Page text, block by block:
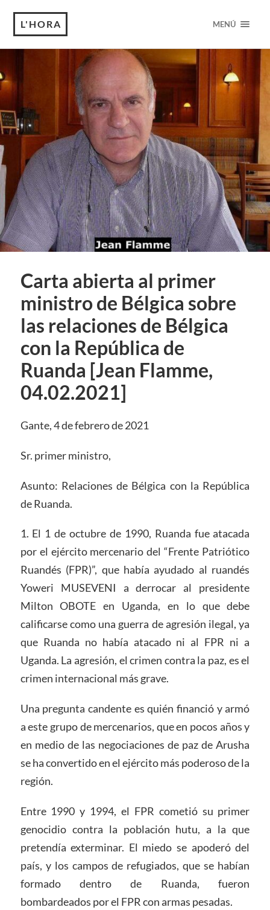
L'HORA MENÚ
Carta abierta al primer
ministro de Bélgica sobre
las relaciones de Bélgica
con la República de
Ruanda [Jean Flamme,
04.02.2021]
Gante, 4 de febrero de 2021
Sr. primer ministro,
Asunto: Relaciones de Bélgica con la República
de Ruanda.
1. El 1 de octubre de 1990, Ruanda fue atacada
por el ejército mercenario del “Frente Patriótico
Ruandés (FPR)”, que había ayudado al ruandés
Yoweri MUSEVENI a derrocar al presidente
Milton OBOTE en Uganda, en lo que debe
calificarse como una guerra de agresión ilegal, ya
que Ruanda no había atacado ni al FPR ni a
Uganda. La agresión, el crimen contra la paz, es el
crimen internacional más grave.
Una pregunta candente es quién financió y armó
a este grupo de mercenarios, que en pocos años y
en medio de las negociaciones de paz de Arusha
se ha convertido en el ejército más poderoso de la
región.
Entre 1990 y 1994, el FPR cometió su primer
genocidio contra la población hutu, a la que
pretendía exterminar. El miedo se apoderó del
país, y los campos de refugiados, que se habían
formado dentro de Ruanda, fueron
bombardeados por el FPR con armas pesadas.